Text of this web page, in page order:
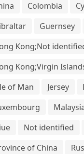
Colombia
Guernsey
Kong;Not
Kong;Virgin
of Man
Jersey
Not identified
of China